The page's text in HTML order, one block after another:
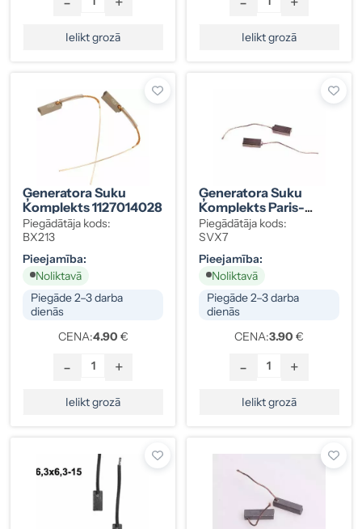
Ielikt grozā Ielikt grozā
Ģeneratora Suku
Komplekts 1127014028
Piegādātāja kods:
BX213
Pieejamība:
Noliktavā
Piegāde 2–3 darba
dienās
CENA:4.90 €
- +
Ielikt grozā
Ģeneratora Suku
Komplekts Paris-
Rhone PR-300821
Piegādātāja kods:
SVX7
Pieejamība:
Noliktavā
Piegāde 2–3 darba
dienās
CENA:3.90 €
- +
Ielikt grozā